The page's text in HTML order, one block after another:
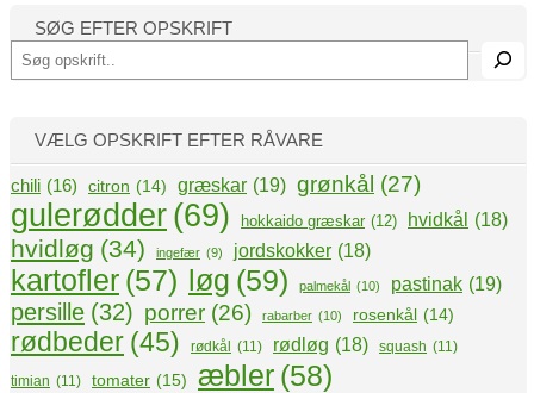
SØG EFTER OPSKRIFT
VÆLG OPSKRIFT EFTER RÅVARE
chili (16) citron (14) græskar (19) grønkål (27)
gulerødder (69) hokkaido græskar (12) hvidkål (18)
hvidløg (34) ingefær (9) jordskokker (18)
kartofler (57) løg (59) palmekål (10) pastinak (19)
persille (32) porrer (26) rabarber (10) rosenkål (14)
rødbeder (45) rødkål (11) rødløg (18) squash (11)
timian (11) tomater (15) æbler (58)